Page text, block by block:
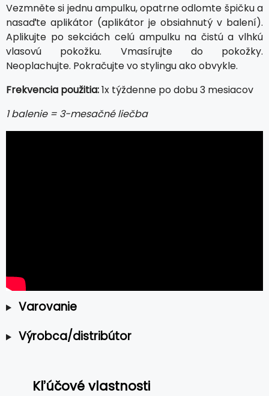
Vezmněte si jednu ampulku, opatrne odlomte špičku a
nasaďte aplikátor (aplikátor je obsiahnutý v balení).
Aplikujte po sekciách celú ampulku na čistú a vlhkú
vlasovú pokožku. Vmasírujte do pokožky.
Neoplachujte. Pokračujte vo stylingu ako obvykle.
Frekvencia použitia:1x týždenne po dobu 3 mesiacov
1 balenie = 3-mesačné liečba
Varovanie
Výrobca/distribútor
Kľúčové vlastnosti